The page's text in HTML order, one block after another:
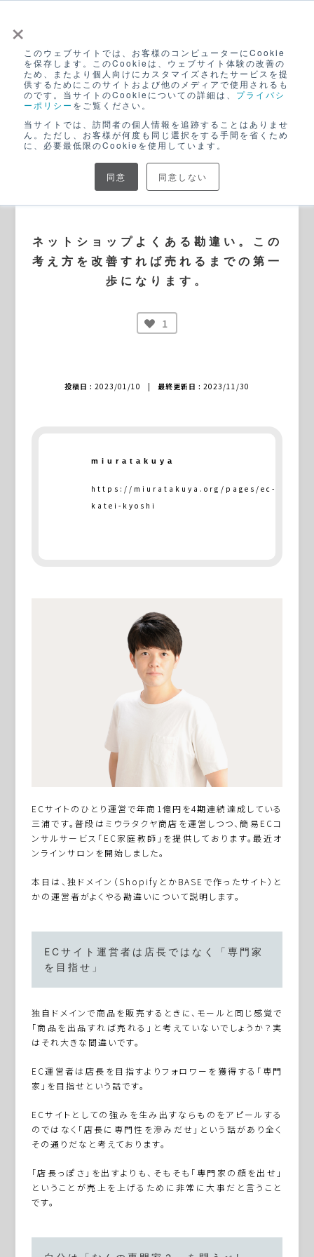
×
このウェブサイトでは、お客様のコンピューターにCookie
を保存します。このCookieは、ウェブサイト体験の改善の
ため、またより個人向けにカスタマイズされたサービスを提
供するためにこのサイトおよび他のメディアで使用されるも
のです。当サイトのCookieについての詳細は、 プライバシ
ーポリシー をご覧ください。
当サイトでは、訪問者の個人情報を追跡することはありませ
ん。ただし、お客様が何度も同じ選択をする手間を省くため
に、必要最低限のCookieを使用しています。
同意 同意しない
ログイン
無料アカウント登録
ネットショップよくある勘違い。この
考え方を改善すれば売れるまでの第一
歩になります。
1
投稿日 : 2023/01/10 | 最終更新日 : 2023/11/30
miuratakuya
https://miuratakuya.org/pages/ec-
katei-kyoshi
ECサイトのひとり運営で年商1億円を4期連続達成している
三浦です。普段はミウラタクヤ商店を運営しつつ、簡易ECコ
ンサルサービス「EC家庭教師」を提供しております。最近オ
ンラインサロンを開始しました。
本日は、独ドメイン（ShopifyとかBASEで作ったサイト）と
かの運営者がよくやる勘違いについて説明します。
ECサイト運営者は店長ではなく「専門家
を目指せ」
独自ドメインで商品を販売するときに、モールと同じ感覚で
「商品を出品すれば売れる」と考えていないでしょうか？実
はそれ大きな間違いです。
EC運営者は店長を目指すよりフォロワーを獲得する「専門
家」を目指せという話です。
ECサイトとしての強みを生み出すならものをアピールする
のではなく「店長に専門性を滲みだせ」という話があり全く
その通りだなと考えております。
「店長っぽさ」を出すよりも、そもそも「専門家の顔を出せ」
ということが売上を上げるために非常に大事だと言うこと
です。